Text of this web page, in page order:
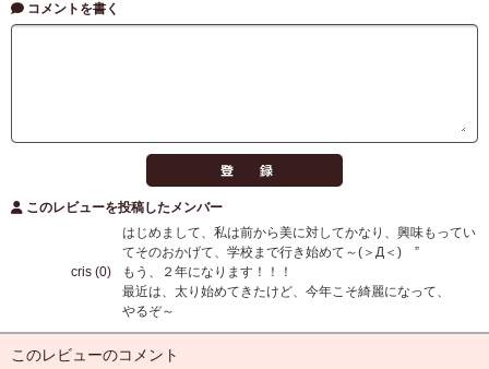
コメントを書く
このレビューを投稿したメンバー
cris (0)
はじめまして、私は前から美に対してかなり、興味もってい
てそのおかげて、学校まで行き始めて～(＞Д＜)ゝ”
もう、２年になります！！！
最近は、太り始めてきたけど、今年こそ綺麗になって、
やるぞ～
このレビューのコメント